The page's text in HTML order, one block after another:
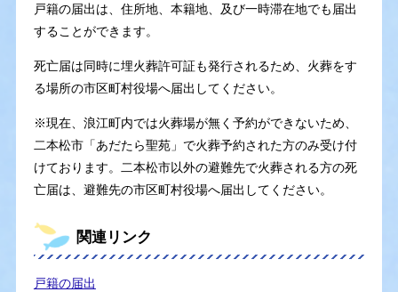
戸籍の届出は、住所地、本籍地、及び一時滞在地でも届出
することができます。
死亡届は同時に埋火葬許可証も発行されるため、火葬をす
る場所の市区町村役場へ届出してください。
※現在、浪江町内では火葬場が無く予約ができないため、
二本松市「あだたら聖苑」で火葬予約された方のみ受け付
けております。二本松市以外の避難先で火葬される方の死
亡届は、避難先の市区町村役場へ届出してください。
関連リンク
戸籍の届出